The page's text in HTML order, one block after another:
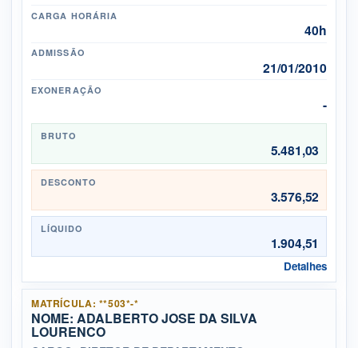
CARGA HORÁRIA
40h
ADMISSÃO
21/01/2010
EXONERAÇÃO
-
BRUTO
5.481,03
DESCONTO
3.576,52
LÍQUIDO
1.904,51
Detalhes
MATRÍCULA: **503*-*
NOME: ADALBERTO JOSE DA SILVA
LOURENCO